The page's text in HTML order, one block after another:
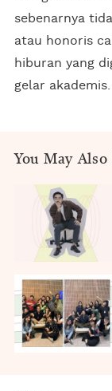
sebenarnya
atau honoris
hiburan yang
gelar akademis.
You May